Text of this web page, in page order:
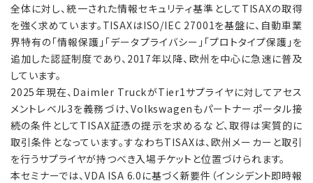
全体に対し、統一された情報セキュリティ基準としてTISAXの取得
を強く求めています。TISAXはISO/IEC 27001を基盤に、自動車業
界特有の「情報保護」「データプライバシー」「プロトタイプ保護」を
追加した認証制度であり、2017年以降、欧州を中心に急速に普及
しています。
2025年現在、Daimler TruckがTier1サプライヤに対してアセス
メントレベル3を義務づけ、Volkswagenもパートナーポータル接
続の条件としてTISAX証憑の提示を求めるなど、取得は実質的に
取引条件となっています。すなわちTISAXは、欧州メーカーと取引
を行うサプライヤが持つべき入場チケットと位置づけられます。
本セミナーでは、VDA ISA 6.0に基づく新要件（インシデント即時報